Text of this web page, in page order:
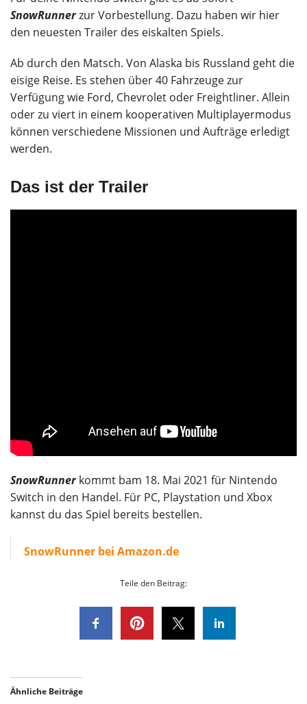
SnowRunnerzur Vorbestellung. Dazu haben wir hier
den neuesten Trailer des eiskalten Spiels.
Ab durch den Matsch. Von Alaska bis Russland geht die
eisige Reise. Es stehen über 40 Fahrzeuge zur
Verfügung wie Ford, Chevrolet oder Freightliner. Allein
oder zu viert in einem kooperativen Multiplayermodus
können verschiedene Missionen und Aufträge erledigt
werden.
Das ist der Trailer
SnowRunnerkommt bam 18. Mai 2021 für Nintendo
Switch in den Handel. Für PC, Playstation und Xbox
kannst du das Spiel bereits bestellen.
SnowRunner bei Amazon.de
Teile den Beitrag:
Ähnliche Beiträge